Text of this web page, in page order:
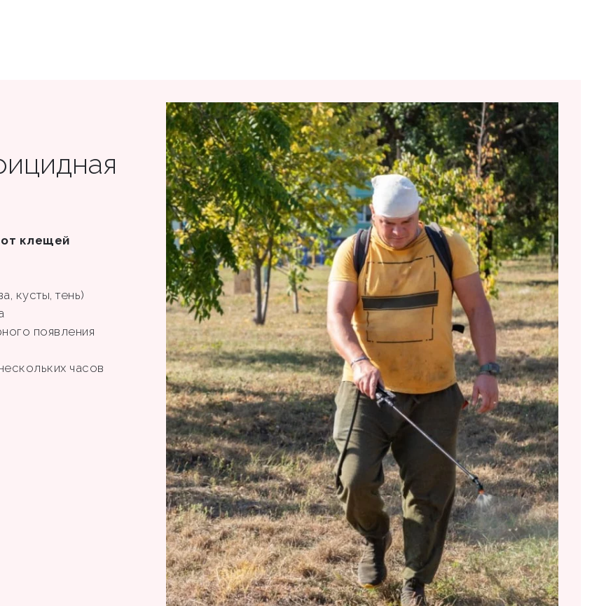
клещей
кусты, тень)
появления
часов